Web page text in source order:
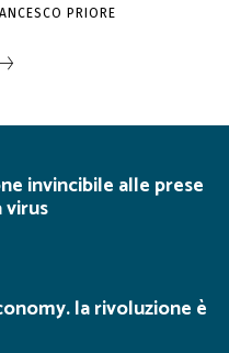
PRIORE
invincibile alle prese
virus
la rivoluzione è